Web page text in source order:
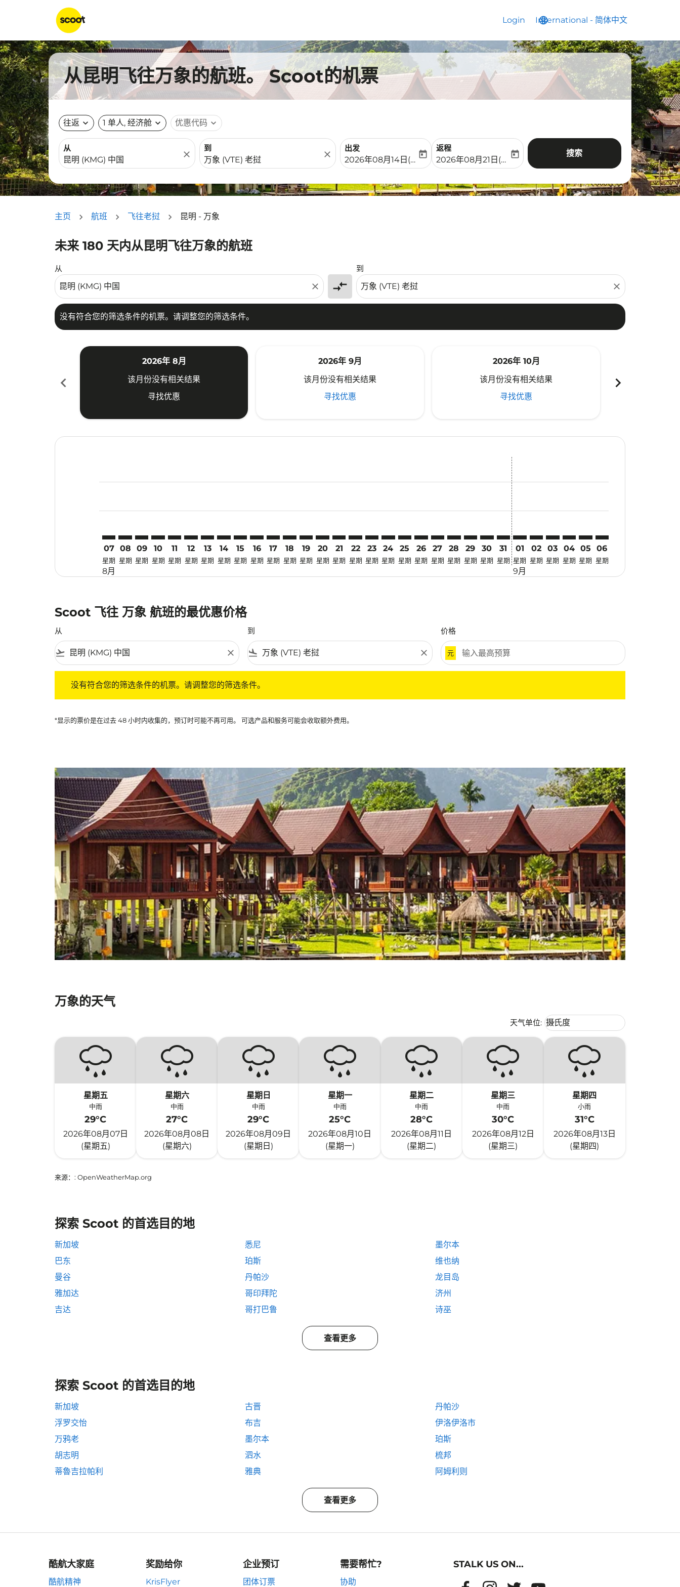
Login language
International - 简体中文
keyboard_arrow_down
从昆明飞往万象的航班。 Scoot的机票
往返 expand_more 1 单人, 经济舱 expand_more 优惠代码 expand_more
从
close
到
close
出发
fc-booking-departure-date-aria-label
2026年08月14日(周五)
today
返程
fc-booking-return-date-aria-label
2026年08月21日(周五)
today 搜索
主页 航班 飞往老挝 昆明 - 万象
未来 180 天内从昆明飞往万象的航班
从
close compare_arrows
到
close
没有符合您的筛选条件的机票。请调整您的筛选条件。
没有符合您的筛选条件的机票。请调整您的筛选条件。
chevron_left
2026年 8月
该月份没有相关结果
寻找优惠
2026年 9月
该月份没有相关结果
寻找优惠
2026年 10月
该月份没有相关结果
寻找优惠
chevron_right
07
星期
8月
08
星期
09
星期
10
星期
11
星期
12
星期
13
星期
14
星期
15
星期
16
星期
17
星期
18
星期
19
星期
20
星期
21
星期
KMG–VTE: cmp-view-offers-disclaimer. 寻找优惠
22
星期
KMG–VTE: cmp-view-offers-disclaimer. 寻找优惠
23
星期
KMG–VTE: cmp-view-offers-disclaimer. 寻找优惠
24
星期
KMG–VTE: cmp-view-offers-disclaimer. 寻找优惠
25
星期
KMG–VTE: cmp-view-offers-disclaimer. 寻找优惠
26
星期
KMG–VTE: cmp-view-offers-disclaimer. 寻找优惠
27
星期
KMG–VTE: cmp-view-offers-disclaimer. 寻找优惠
28
星期
KMG–VTE: cmp-view-offers-disclaimer. 寻找优惠
29
星期
KMG–VTE: cmp-view-offers-disclaimer. 寻找优惠
30
星期
KMG–VTE: cmp-view-offers-disclaimer. 寻找优惠
31
星期
01
星期
9月
02
星期
03
星期
04
星期
05
星期
06
星期
Scoot 飞往 万象 航班的最优惠价格
从
flight_takeoff close
到
flight_land close
价格
元
没有符合您的筛选条件的机票。请调整您的筛选条件。
*显示的票价是在过去 48 小时内收集的，预订时可能不再可用。 可选产品和服务可能会收取额外费用。
万象的天气
天气单位: Weather unit option 摄氏度
摄氏度
keyboard_arrow_down
星期五
中雨
29°C
2026年08月07日
(星期五)
星期六
中雨
27°C
2026年08月08日
(星期六)
星期日
中雨
29°C
2026年08月09日
(星期日)
星期一
中雨
25°C
2026年08月10日
(星期一)
星期二
中雨
28°C
2026年08月11日
(星期二)
星期三
中雨
30°C
2026年08月12日
(星期三)
星期四
小雨
31°C
2026年08月13日
(星期四)
来源： : OpenWeatherMap.org
探索 Scoot 的首选目的地
新加坡 悉尼
墨尔本
巴东
珀斯
维也纳
曼谷
丹帕沙
龙目岛
雅加达
哥印拜陀
济州
吉达
哥打巴鲁 诗巫
查看更多
探索 Scoot 的首选目的地
新加坡 古晋
丹帕沙
浮罗交怡
布吉
伊洛伊洛市
万鸦老
墨尔本
珀斯
胡志明
泗水
梳邦
蒂魯吉拉帕利
雅典 阿姆利则
查看更多
酷航大家庭
酷航精神
奖励给你
KrisFlyer
企业预订
团体订票
需要帮忙?
协助
STALK US ON...